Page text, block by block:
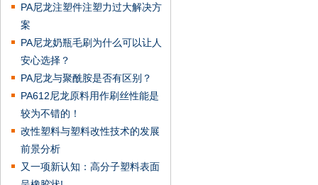
PA尼龙注塑件注塑力过大解决方
案
PA尼龙奶瓶毛刷为什么可以让人
安心选择？
PA尼龙与聚酰胺是否有区别？
PA612尼龙原料用作刷丝性能是
较为不错的！
改性塑料与塑料改性技术的发展
前景分析
又一项新认知：高分子塑料表面